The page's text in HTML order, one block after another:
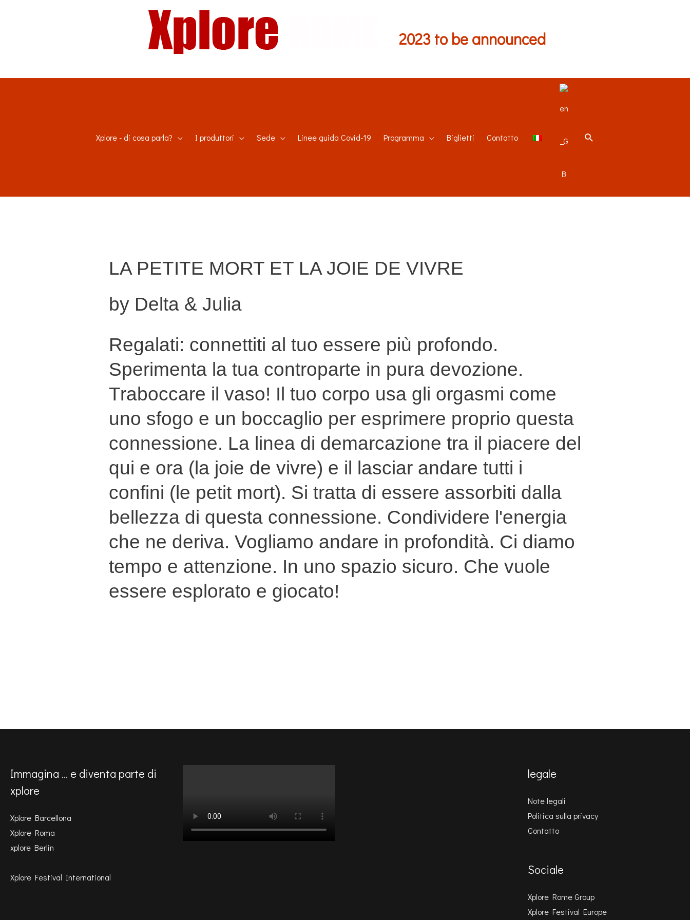
2023 to be announced
Xplore - di cosa parla? I produttori Sede Linee guida Covid-19 Programma Biglietti Contatto
LA PETITE MORT ET LA JOIE DE VIVRE
by Delta & Julia
Regalati: connettiti al tuo essere più profondo.
Sperimenta la tua controparte in pura devozione.
Traboccare il vaso! Il tuo corpo usa gli orgasmi come
uno sfogo e un boccaglio per esprimere proprio questa
connessione. La linea di demarcazione tra il piacere del
qui e ora (la joie de vivre) e il lasciar andare tutti i
confini (le petit mort). Si tratta di essere assorbiti dalla
bellezza di questa connessione. Condividere l'energia
che ne deriva. Vogliamo andare in profondità. Ci diamo
tempo e attenzione. In uno spazio sicuro. Che vuole
essere esplorato e giocato!
Immagina ... e diventa parte di
xplore
Xplore Barcellona
Xplore Roma
xplore Berlin
Xplore Festival International
legale
Note legali
Politica sulla privacy
Contatto
Sociale
Xplore Rome Group
Xplore Festival Europe